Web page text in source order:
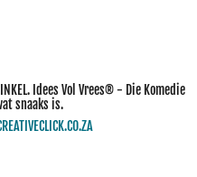
Idees Vol Vrees® - Die Komedie
snaaks is.